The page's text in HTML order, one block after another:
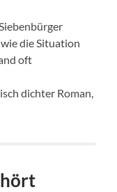
die Situation
oft
dichter Roman,